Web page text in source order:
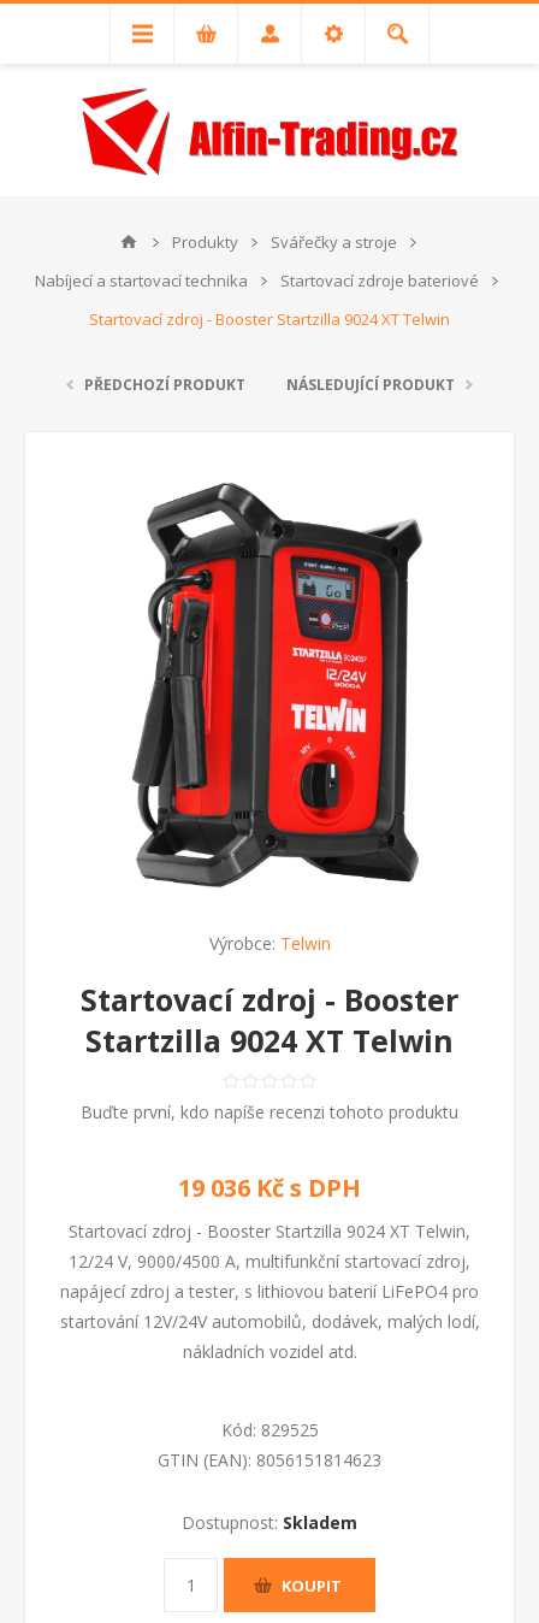
Produkty
Svářečky a stroje
Nabíjecí a startovací technika
Startovací zdroje bateriové
Startovací zdroj - Booster Startzilla 9024 XT Telwin
PŘEDCHOZÍ PRODUKT NÁSLEDUJÍCÍ PRODUKT
Výrobce: Telwin
Startovací zdroj - Booster
Startzilla 9024 XT Telwin
Buďte první, kdo napíše recenzi tohoto produktu
19 036 Kč s DPH
Startovací zdroj - Booster Startzilla 9024 XT Telwin,
12/24 V, 9000/4500 A, multifunkční startovací zdroj,
napájecí zdroj a tester, s lithiovou baterií LiFePO4 pro
startování 12V/24V automobilů, dodávek, malých lodí,
nákladních vozidel atd.
Kód: 829525
GTIN (EAN): 8056151814623
Dostupnost: Skladem
KOUPIT